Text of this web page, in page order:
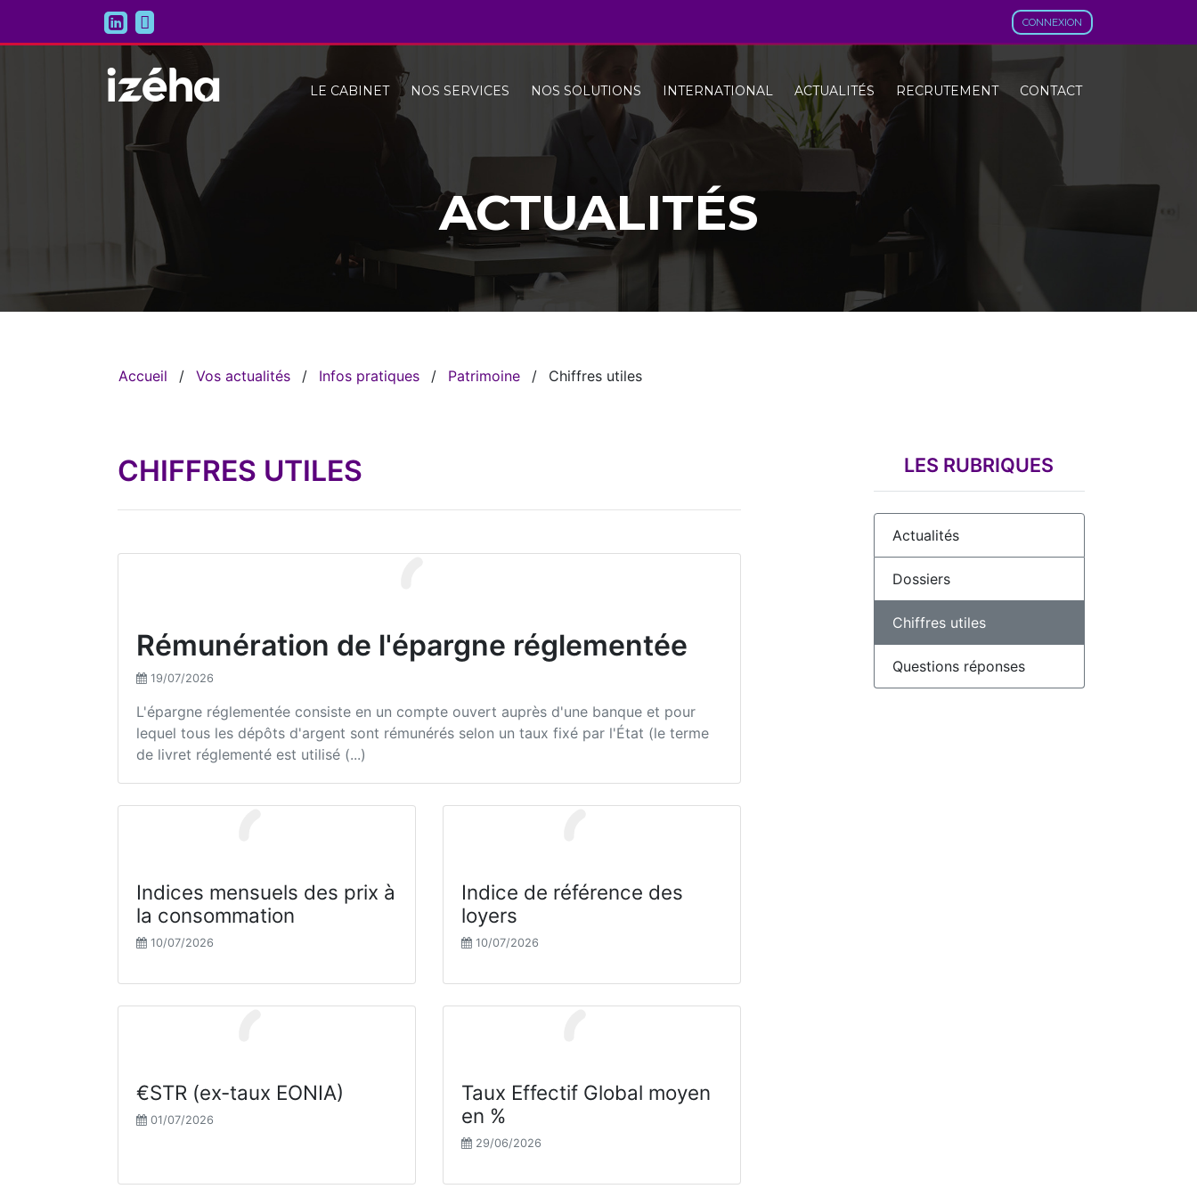
CONNEXION
LE CABINET NOS SERVICES NOS SOLUTIONS INTERNATIONAL ACTUALITÉS RECRUTEMENT CONTACT
ACTUALITÉS
Accueil / Vos actualités / Infos pratiques / Patrimoine / Chiffres utiles
CHIFFRES UTILES
Rémunération de l'épargne réglementée
19/07/2026
L'épargne réglementée consiste en un compte ouvert auprès d'une banque et pour
lequel tous les dépôts d'argent sont rémunérés selon un taux fixé par l'État (le terme
de livret réglementé est utilisé (...)
Indices mensuels des prix à
la consommation
10/07/2026
Indice de référence des
loyers
10/07/2026
€STR (ex-taux EONIA)
01/07/2026
Taux Effectif Global moyen
en %
29/06/2026
LES RUBRIQUES
Actualités
Dossiers
Chiffres utiles
Questions réponses